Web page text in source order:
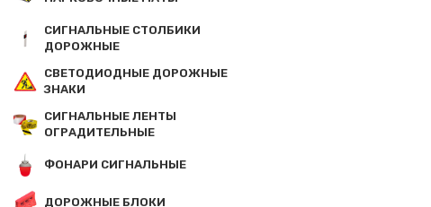
СИГНАЛЬНЫЕ СТОЛБИКИ
ДОРОЖНЫЕ
СВЕТОДИОДНЫЕ ДОРОЖНЫЕ
ЗНАКИ
СИГНАЛЬНЫЕ ЛЕНТЫ
ОГРАДИТЕЛЬНЫЕ
ФОНАРИ СИГНАЛЬНЫЕ
ДОРОЖНЫЕ БЛОКИ